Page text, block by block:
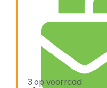
3 op voorraad